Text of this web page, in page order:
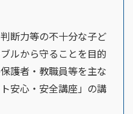
断力等の不十分な子ど
ルから守ることを目的
護者・教職員等を主な
安心・安全講座」の講